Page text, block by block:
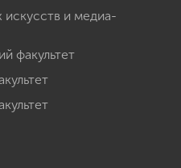
искусств и медиа-
факультет